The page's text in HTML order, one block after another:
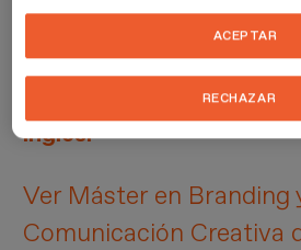
mercado laboral.
Este Máster también
inglés:
Ver Máster en Branding
Comunicación Creativa
RECHAZAR
ACEPTAR